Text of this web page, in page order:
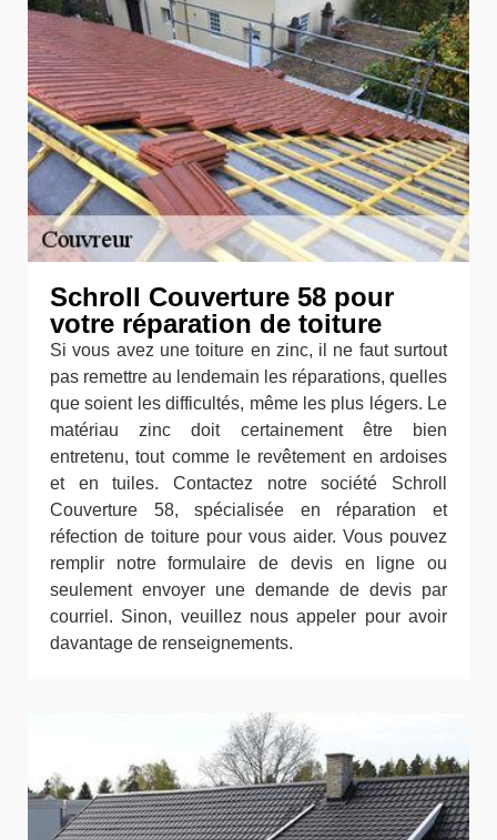
Schroll Couverture 58 pour
votre réparation de toiture
Si vous avez une toiture en zinc, il ne faut surtout
pas remettre au lendemain les réparations, quelles
que soient les difficultés, même les plus légers. Le
matériau zinc doit certainement être bien
entretenu, tout comme le revêtement en ardoises
et en tuiles. Contactez notre société Schroll
Couverture 58, spécialisée en réparation et
réfection de toiture pour vous aider. Vous pouvez
remplir notre formulaire de devis en ligne ou
seulement envoyer une demande de devis par
courriel. Sinon, veuillez nous appeler pour avoir
davantage de renseignements.